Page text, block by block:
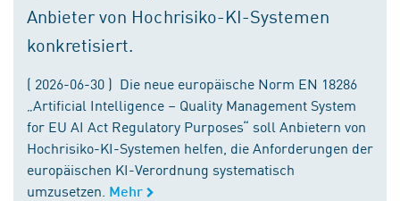
Anbieter von Hochrisiko-KI-Systemen
konkretisiert.
( 2026-06-30 ) Die neue europäische Norm EN 18286
„Artificial Intelligence – Quality Management System
for EU AI Act Regulatory Purposes“ soll Anbietern von
Hochrisiko-KI-Systemen helfen, die Anforderungen der
europäischen KI-Verordnung systematisch
umzusetzen. Mehr